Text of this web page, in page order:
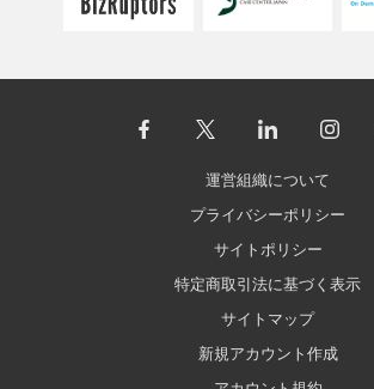
運営組織について
プライバシーポリシー
サイトポリシー
特定商取引法に基づく表示
サイトマップ
新規アカウント作成